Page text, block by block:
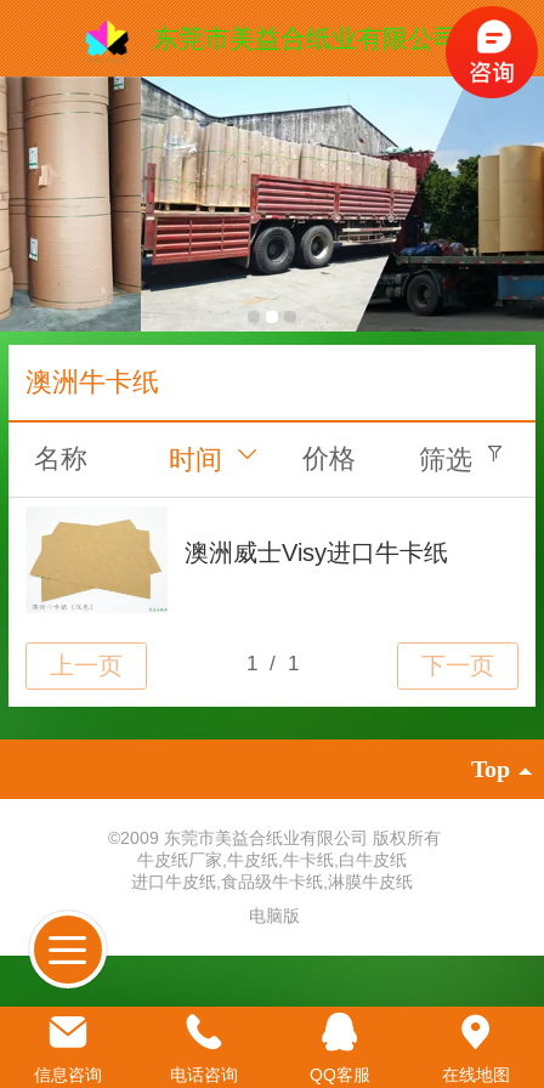
东莞市美益合纸业有限公司
澳洲牛卡纸
名称 时间 价格 筛选
澳洲威士Visy进口牛卡纸
Top
©2009 东莞市美益合纸业有限公司 版权所有
牛皮纸厂家 牛皮纸 牛卡纸 白牛皮纸
进口牛皮纸 食品级牛卡纸 淋膜牛皮纸
电脑版
信息咨询 电话咨询 QQ客服 在线地图